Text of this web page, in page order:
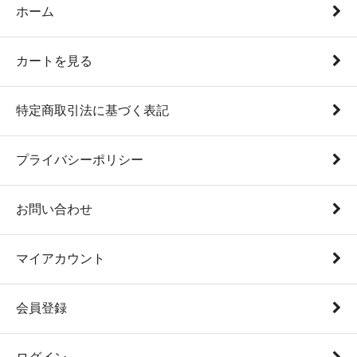
ホーム
カートを見る
特定商取引法に基づく表記
プライバシーポリシー
お問い合わせ
マイアカウント
会員登録